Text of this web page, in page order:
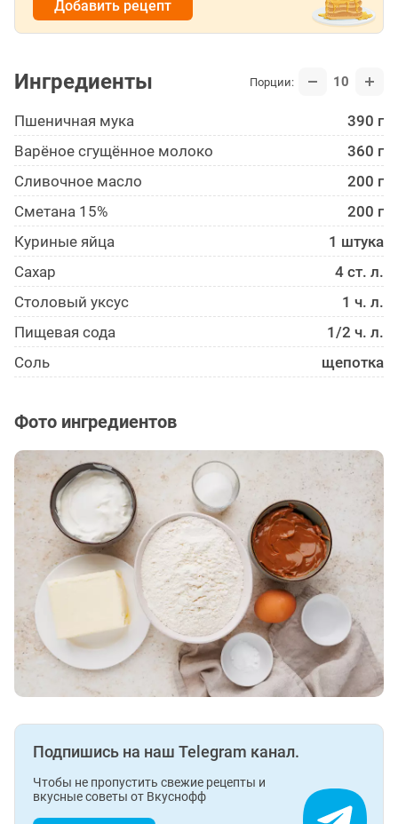
Добавить рецепт
Ингредиенты Порции: 10
Пшеничная мука
390 г
Варёное сгущённое молоко
360 г
Сливочное масло
200 г
Сметана 15%
200 г
Куриные яйца
1 штука
Сахар
4 ст. л.
Столовый уксус
1 ч. л.
Пищевая сода
1/2 ч. л.
Соль
щепотка
Фото ингредиентов
Подпишись на наш Telegram канал.
Чтобы не пропустить свежие рецепты и
вкусные советы от Вкуснофф